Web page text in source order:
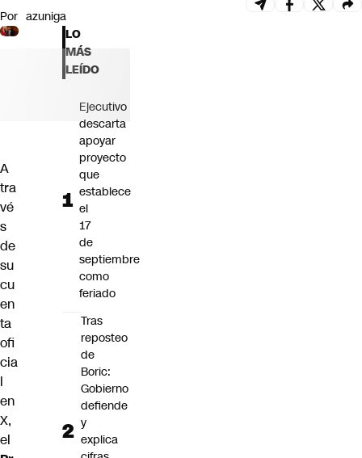
Por azuniga
A
tra
vé
s
de
su
cu
en
ta
ofi
cia
l
en
X,
el
LO
MÁS
LEÍDO
Ejecutivo
descarta
apoyar
proyecto
que
establece
el
17
de
septiembre
como
feriado
Tras
reposteo
de
Boric:
Gobierno
defiende
y
explica